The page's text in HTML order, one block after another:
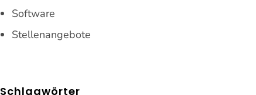
Software
Stellenangebote
Schlagwörter